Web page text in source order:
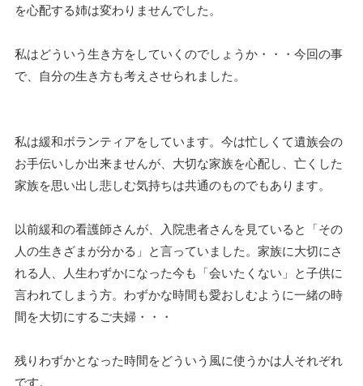
を心配する姉は変わりませんでした。
私はどういう生き方をしていくのでしょうか・・・今回の事
で、自分の生き方も考えさせられました。
私は緩和ボランティアをしています。今は忙しくて遺族会の
お手伝いしか出来ませんが、大切な家族を心配し、亡くした
家族を思い出し悲しむ気持ちは共通のものでもあります。
以前緩和の看護師さんが、入院患者さんを見ていると「その
人の生きざまが分かる」と言っていました。家族に大切にさ
れる人、人生わずかになった今も「会いたくない」と子供に
言われてしまう方。わずかな時間も愛おしむように一緒の時
間を大切にするご夫婦・・・
残りわずかとなった時間をどういう風に使うかは人それぞれ
です。